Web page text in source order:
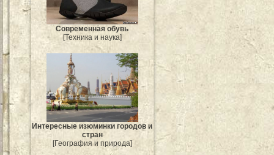
Современная обувь
[Техника и наука]
Интересные изюминки городов и
стран
[География и природа]